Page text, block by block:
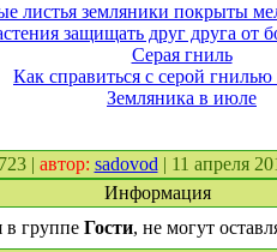
листья земляники покрыты
защищать друг друга от
Серая гниль
Как справиться с серой
Земляника в июле
| автор: sadovod | 11 апреля
Информация
в группе Гости, не могут